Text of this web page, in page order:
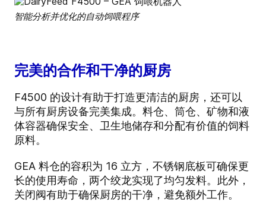
智能分析并优化的自动饲喂程序
完美的合作和干净的厨房
F4500 的设计有助于打造更清洁的厨房，还可以
与所有厨房设备完美集成。料仓、筒仓、矿物和液
体容器确保安全、卫生地储存和分配有价值的饲料
原料。
GEA 料仓的容积为 16 立方，不锈钢底板可确保更
长的使用寿命，两个绞龙实现了均匀发料。此外，
关闭阀有助于确保厨房的干净，避免额外工作。